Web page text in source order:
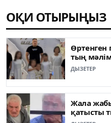
ОҚИ ОТЫРЫҢЫЗ
Өртенген
тың
ДЫЗЕТЕР
Жала
қатысты